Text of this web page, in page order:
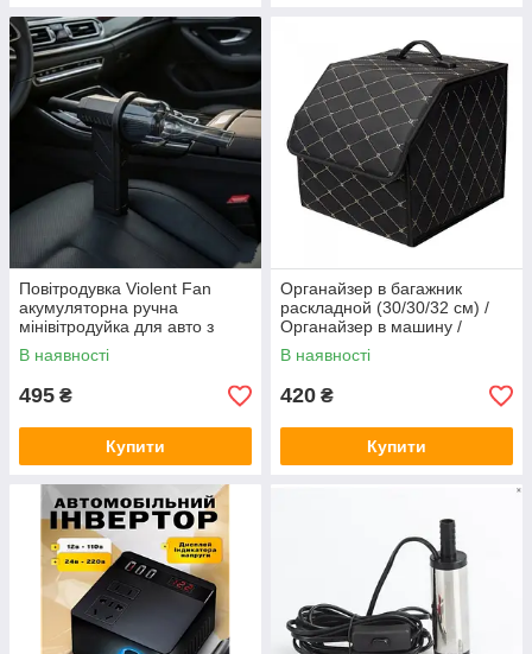
Повітродувка Violent Fan
акумуляторна ручна
мінівітродуйка для авто з
підсвіткою Jet Fan Чорний
В наявності
495 ₴
Купити
Органайзер в багажник
раскладной (30/30/32 см) /
Органайзер в машину /
Сумка в багажник
В наявності
420 ₴
Купити